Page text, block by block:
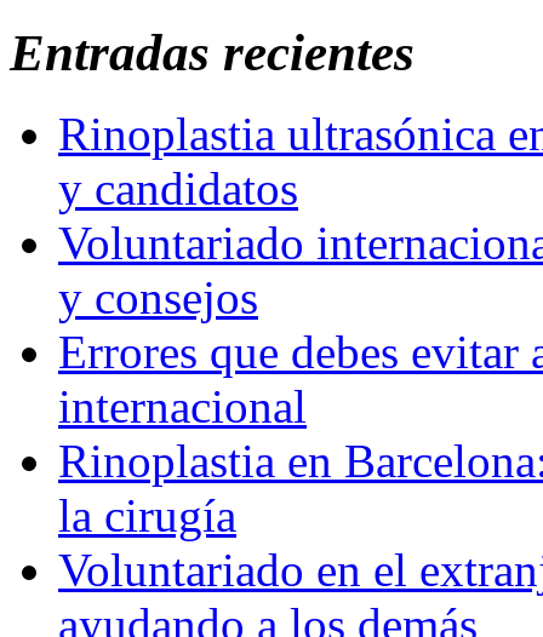
Entradas recientes
Rinoplastia ultrasónica
y candidatos
Voluntariado
y consejos
Errores que debes
internacional
Rinoplastia en
la cirugía
Voluntariado en el
ayudando a los demás